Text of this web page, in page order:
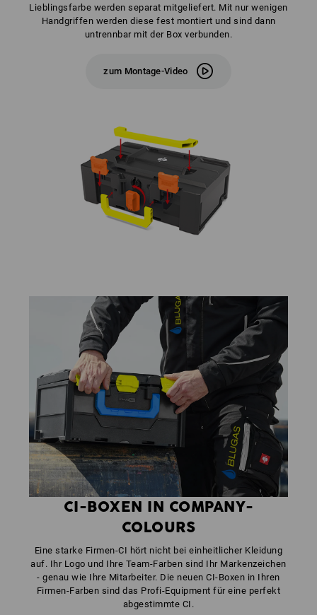
Lieblingsfarbe werden separat mitgeliefert. Mit nur wenigen
Handgriffen werden diese fest montiert und sind dann
untrennbar mit der Box verbunden.
zum Montage-Video
CI-BOXEN IN COMPANY-
COLOURS
Eine starke Firmen-CI hört nicht bei einheitlicher Kleidung
auf. Ihr Logo und Ihre Team-Farben sind Ihr Markenzeichen
- genau wie Ihre Mitarbeiter. Die neuen CI-Boxen in Ihren
Firmen-Farben sind das Profi-Equipment für eine perfekt
abgestimmte CI.